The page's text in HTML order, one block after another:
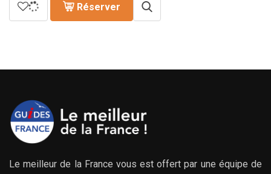
Réserver
Le meilleur de la France vous est offert par une équipe de